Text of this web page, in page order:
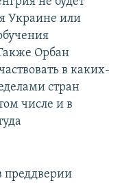
Украине или
Орбан
в каких-
стран
числе и в
преддверии